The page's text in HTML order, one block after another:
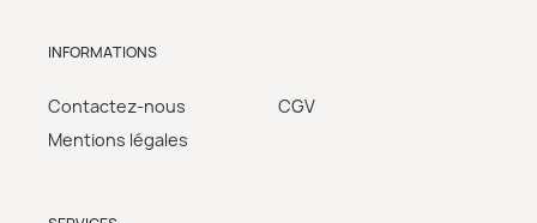
INFORMATIONS
Contactez-nous
Mentions légales
CGV